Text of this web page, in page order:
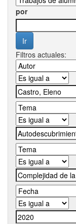
por
Filtros actuales: